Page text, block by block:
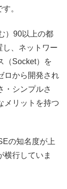
。
）90以上の都
、ネットワー
（Socket）を
ロから開発され
・シンプルさ
メリットを持つ
の知名度が上
横行していま